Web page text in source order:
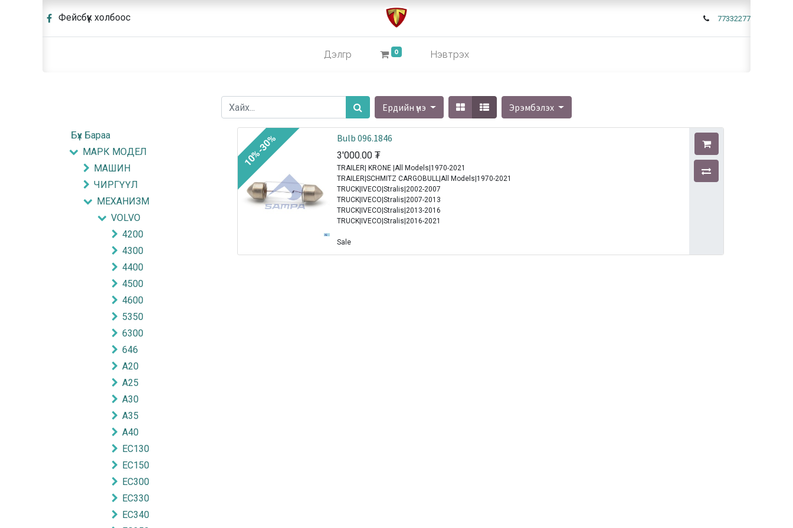
Фейсбүүк холбоос 77332277
Дэлгүүр 0 Нэвтрэх
Ердийн үнэ Эрэмбэлэх
Бүх Бараа
МАРК МОДЕЛ
МАШИН
ЧИРГҮҮЛ
МЕХАНИЗМ
VOLVO
4200
4300
4400
4500
4600
5350
6300
646
A20
A25
A30
A35
A40
EC130
EC150
EC300
EC330
EC340
Bulb 096.1846
3'000.00 ₮
TRAILER| KRONE |All Models|1970-2021
TRAILER|SCHMITZ CARGOBULL|All Models|1970-2021
TRUCK|IVECO|Stralis|2002-2007
TRUCK|IVECO|Stralis|2007-2013
TRUCK|IVECO|Stralis|2013-2016
TRUCK|IVECO|Stralis|2016-2021
Sale
10%-30%